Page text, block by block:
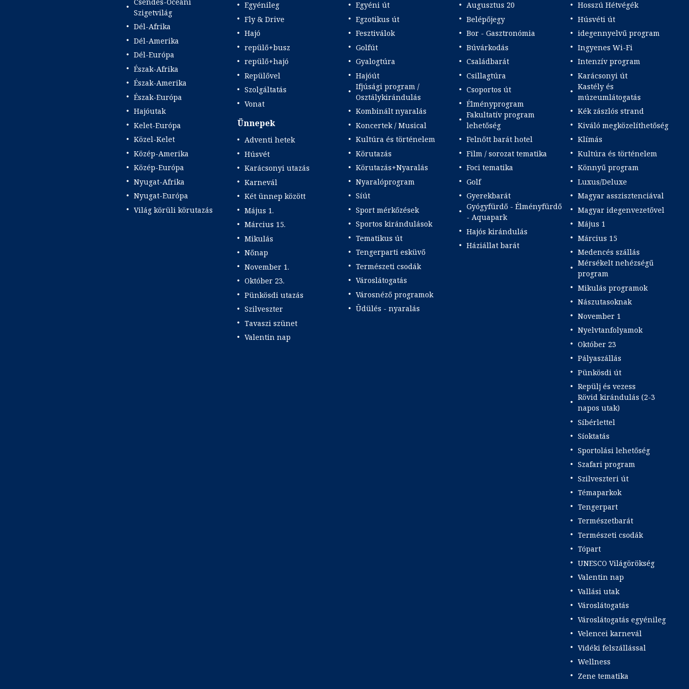
Szigetvilág
Dél-Afrika
Dél-Amerika
Dél-Európa
Észak-Afrika
Észak-Amerika
Észak-Európa
Hajóutak
Kelet-Európa
Közel-Kelet
Közép-Amerika
Közép-Európa
Nyugat-Afrika
Nyugat-Európa
Világ körüli körutazás
Egyénileg
Fly & Drive
Hajó
repülő+busz
repülő+hajó
Repülővel
Szolgáltatás
Vonat
Ünnepek
Adventi hetek
Húsvét
Karácsonyi utazás
Karnevál
Két ünnep között
Május 1.
Március 15.
Mikulás
Nőnap
November 1.
Október 23.
Pünkösdi utazás
Szilveszter
Tavaszi szünet
Valentin nap
Egyéni út
Egzotikus út
Fesztiválok
Golfút
Gyalogtúra
Hajóút
Ifjúsági program /
Osztálykirándulás
Kombinált nyaralás
Koncertek / Musical
Kultúra és történelem
Körutazás
Körutazás+Nyaralás
Nyaralóprogram
Síút
Sport mérkőzések
Sportos kirándulások
Tematikus út
Tengerparti esküvő
Természeti csodák
Városlátogatás
Városnéző programok
Üdülés - nyaralás
Augusztus 20
Belépőjegy
Bor - Gasztronómia
Búvárkodás
Családbarát
Csillagtúra
Csoportos út
Élményprogram
Fakultatív program
lehetőség
Felnőtt barát hotel
Film / sorozat tematika
Foci tematika
Golf
Gyerekbarát
Gyógyfürdő - Élményfürdő
- Aquapark
Hajós kirándulás
Háziállat barát
Hosszú Hétvégék
Húsvéti út
idegennyelvű program
Ingyenes Wi-Fi
Intenzív program
Karácsonyi út
Kastély és
múzeumlátogatás
Kék zászlós strand
Kiváló megközelíthetőség
Klímás
Kultúra és történelem
Könnyű program
Luxus/Deluxe
Magyar asszisztenciával
Magyar idegenvezetővel
Május 1
Március 15
Medencés szállás
Mérsékelt nehézségű
program
Mikulás programok
Nászutasoknak
November 1
Nyelvtanfolyamok
Október 23
Pályaszállás
Pünkösdi út
Repülj és vezess
Rövid kirándulás (2-3
napos utak)
Síbérlettel
Síoktatás
Sportolási lehetőség
Szafari program
Szilveszteri út
Témaparkok
Tengerpart
Természetbarát
Természeti csodák
Tópart
UNESCO Világörökség
Valentin nap
Vallási utak
Városlátogatás
Városlátogatás egyénileg
Velencei karnevál
Vidéki felszállással
Wellness
Zene tematika